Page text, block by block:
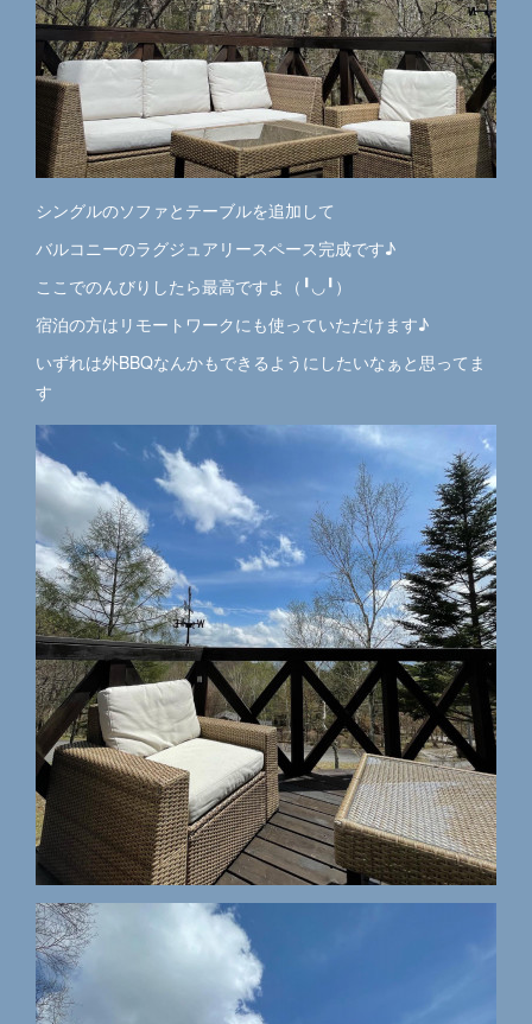
シングルのソファとテーブルを追加して
バルコニーのラグジュアリースペース完成です♪
ここでのんびりしたら最高ですよ（╹◡╹）
宿泊の方はリモートワークにも使っていただけます♪
いずれは外BBQなんかもできるようにしたいなぁと思ってま
す